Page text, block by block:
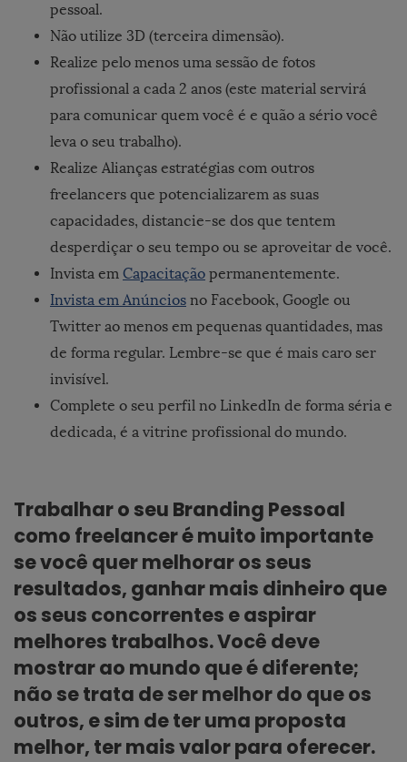
pessoal.
Não utilize 3D (terceira dimensão).
Realize pelo menos uma sessão de fotos
profissional a cada 2 anos (este material servirá
para comunicar quem você é e quão a sério você
leva o seu trabalho).
Realize Alianças estratégias com outros
freelancers que potencializarem as suas
capacidades, distancie-se dos que tentem
desperdiçar o seu tempo ou se aproveitar de você.
Invista em Capacitação permanentemente.
Invista em Anúncios no Facebook, Google ou
Twitter ao menos em pequenas quantidades, mas
de forma regular. Lembre-se que é mais caro ser
invisível.
Complete o seu perfil no LinkedIn de forma séria e
dedicada, é a vitrine profissional do mundo.
Trabalhar o seu Branding Pessoal
como freelancer é muito importante
se você quer melhorar os seus
resultados, ganhar mais dinheiro que
os seus concorrentes e aspirar
melhores trabalhos. Você deve
mostrar ao mundo que é diferente;
não se trata de ser melhor do que os
outros, e sim de ter uma proposta
melhor, ter mais valor para oferecer.